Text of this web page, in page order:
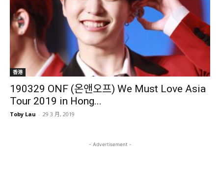
香港
190329 ONF (온앤오프) We Must Love Asia
Tour 2019 in Hong...
Toby Lau - 29 3 月, 2019
- Advertisement -